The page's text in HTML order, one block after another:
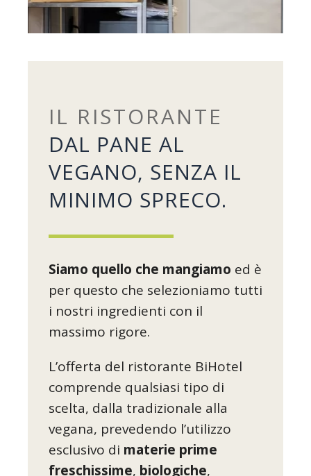
IL RISTORANTE
DAL PANE AL
VEGANO, SENZA IL
MINIMO SPRECO.
Siamo quello che mangiamo ed è
per questo che selezioniamo tutti
i nostri ingredienti con il
massimo rigore.
L’offerta del ristorante BiHotel
comprende qualsiasi tipo di
scelta, dalla tradizionale alla
vegana, prevedendo l’utilizzo
esclusivo di materie prime
freschissime, biologiche,